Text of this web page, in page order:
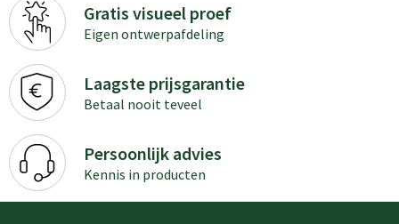
Gratis visueel proef
Eigen ontwerpafdeling
Laagste prijsgarantie
Betaal nooit teveel
Persoonlijk advies
Kennis in producten